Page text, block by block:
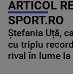
ARTICOL
SPORT.RO
Ștefania Uță,
cu triplu
rival în lume